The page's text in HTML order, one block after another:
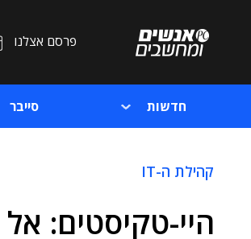
פרסם אצלנו
חדשות סייבר
קהילת ה-IT
היי-טקיסטים: